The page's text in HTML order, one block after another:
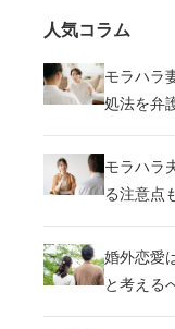
人気コラム
モラハラ
処法を弁
モラハラ
る注意点
婚外恋愛
と考える